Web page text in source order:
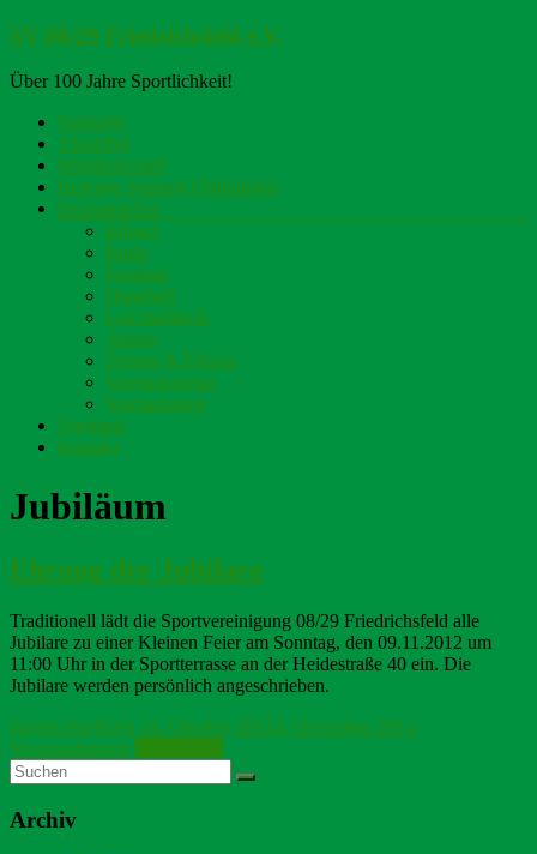
Zum
springen
SV 08/29 Friedrichsfeld e.V.
Über 100 Jahre Sportlichkeit!
Menü
Startseite
Aktuelles
Mitgliedschaft
Beiträge Satzung Ordnungen
Sportangebot
Billard
Budo
Fussball
Handball
Leichtathletik
Tennis
Turnen & Fitness
Vereinsjugend
Sportanlagen
Vorstand
Kontakt
Jubiläum
Ehrung der Jubilare
Traditionell lädt die Sportvereinigung 08/29 Friedrichsfeld alle
Jubilare zu einer Kleinen Feier am Sonntag, den 09.11.2012 um
11:00 Uhr in der Sportterrasse an der Heidestraße 40 ein. Die
Jubilare werden persönlich angeschrieben.
Jürgen Isselhorst 24. Oktober 20124. Dezember 2012
Veranstaltungen
Archiv